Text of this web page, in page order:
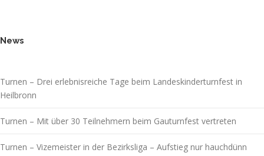
News
Turnen – Drei erlebnisreiche Tage beim Landeskinderturnfest in
Heilbronn
Turnen – Mit über 30 Teilnehmern beim Gauturnfest vertreten
Turnen – Vizemeister in der Bezirksliga – Aufstieg nur hauchdünn